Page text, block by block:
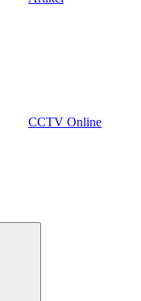
CCTV Online